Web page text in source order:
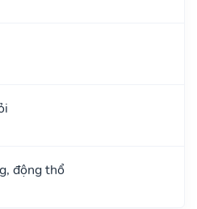
động thổ